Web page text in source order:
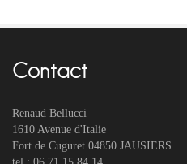
Contact
Renaud Bellucci
1610 Avenue d'Italie
Fort de Cuguret 04850 JAUSIERS